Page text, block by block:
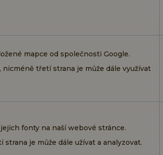
mapce od společnosti Google.
třetí strana je může dále využívat
fonty na naší webové stránce.
je může dále užívat a analyzovat.